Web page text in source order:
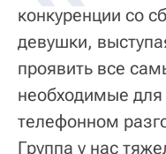
конкуренции со
девушки,
проявить все
необходимые
телефонном
Группа у нас